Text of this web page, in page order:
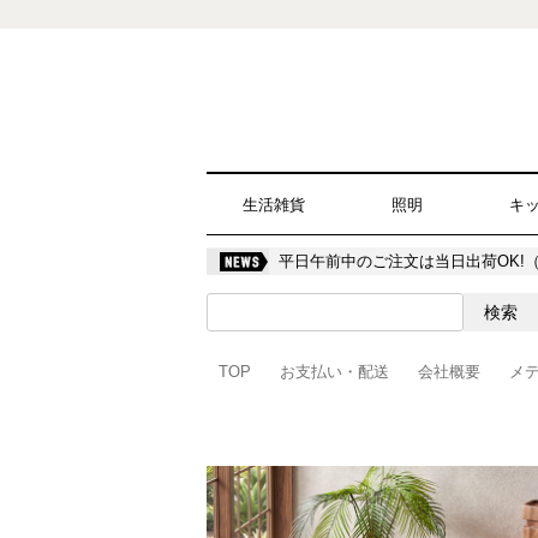
生活雑貨 照明 キ
平日午前中のご注文は当日出荷OK!
TOP お支払い・配送 会社概要 メ